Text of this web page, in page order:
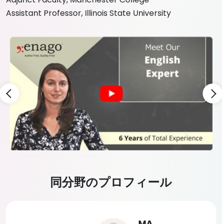
Assistant Professor, Illinois State University
Slide 3 of 9
同分野のプロフィール